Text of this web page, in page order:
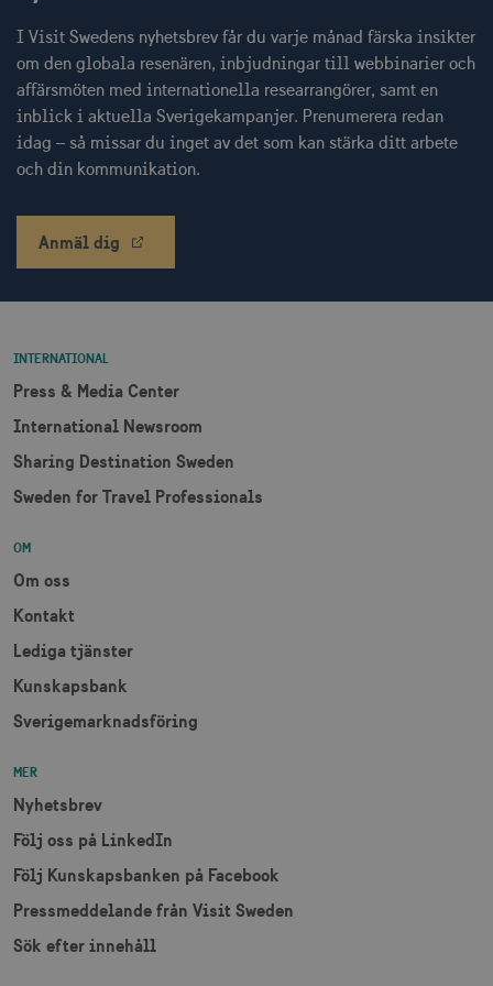
I Visit Swedens nyhetsbrev får du varje månad färska insikter
om den globala resenären, inbjudningar till webbinarier och
affärsmöten med internationella researrangörer, samt en
inblick i aktuella Sverigekampanjer. Prenumerera redan
idag – så missar du inget av det som kan stärka ditt arbete
och din kommunikation.
Anmäl dig
INTERNATIONAL
Press & Media Center
International Newsroom
Sharing Destination Sweden
Sweden for Travel Professionals
OM
Om oss
Kontakt
Lediga tjänster
Kunskapsbank
Sverigemarknadsföring
MER
Nyhetsbrev
Följ oss på LinkedIn
Följ Kunskapsbanken på Facebook
Pressmeddelande från Visit Sweden
Sök efter innehåll
receive-cookie-
deprecation
.doubleclick.net
månader
CookieScriptConsent
li_gc
LinkedIn Corporation